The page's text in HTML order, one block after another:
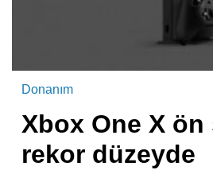
Donanım
Xbox One X
rekor düzeyde